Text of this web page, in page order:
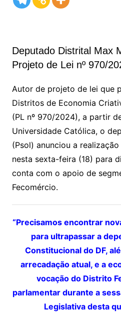
Deputado Distrital Max
Projeto de Lei nº 970/
Autor de projeto de lei que
Distritos de Economia
(PL nº 970/2024), a partir
Universidade Católica, o
(Psol) anunciou a
nesta sexta-feira (18) para
conta com o apoio de
Fecomércio.
“Precisamos encontrar
para ultrapassar a
Constitucional do DF,
arrecadação atual, e a
vocação do Distrito
parlamentar durante a
Legislativa desta